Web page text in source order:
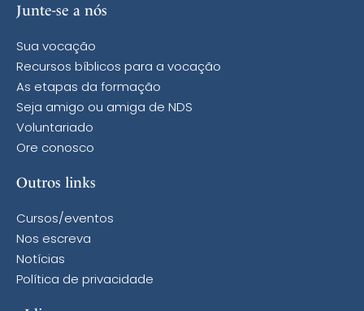
Junte-se a nós
Sua vocação
Recursos bíblicos para a vocação
As etapas da formação
Seja amigo ou amiga de NDS
Voluntariado
Ore conosco
Outros links
Cursos/eventos
Nos escreva
Notícias
Política de privacidade